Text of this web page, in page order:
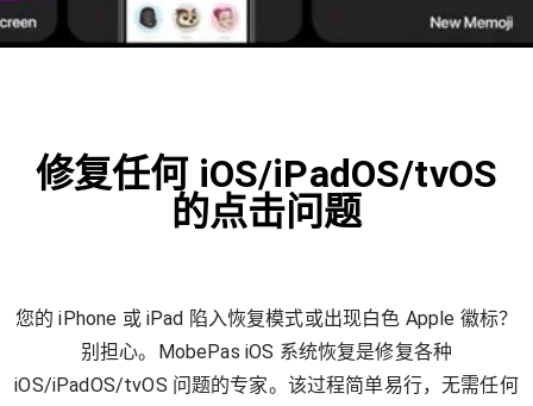
修复任何 iOS/iPadOS/tvOS
的点击问题
您的 iPhone 或 iPad 陷入恢复模式或出现白色 Apple 徽标？
别担心。MobePas iOS 系统恢复是修复各种
iOS/iPadOS/tvOS 问题的专家。该过程简单易行，无需任何